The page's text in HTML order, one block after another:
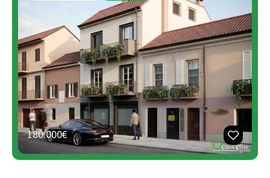
180.000€